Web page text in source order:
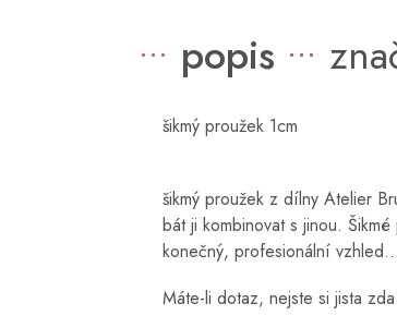
popis
šikmý proužek 1cm
šikmý proužek z dílny Atelier
bát ji kombinovat s jinou.
konečný, profesionální vzhled...
Máte-li dotaz, nejste si jista